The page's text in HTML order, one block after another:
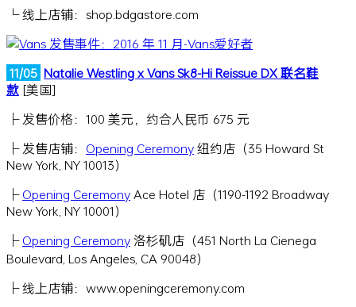
└ 线上店铺：shop.bdgastore.com
11/05 Natalie Westling x Vans Sk8-Hi Reissue DX 联名鞋
款 [美国]
├ 发售价格：100 美元，约合人民币 675 元
├ 发售店铺： Opening Ceremony纽约店（35 Howard St
New York, NY 10013）
├Opening CeremonyAce Hotel 店（1190-1192 Broadway
New York, NY 10001）
├Opening Ceremony洛杉矶店（451 North La Cienega
Boulevard, Los Angeles, CA 90048）
├ 线上店铺：www.openingceremony.com